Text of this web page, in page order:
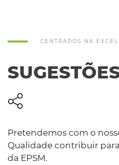
CENTRADOS NA
Pretendemos com o
Qualidade contribuir
da EPSM.